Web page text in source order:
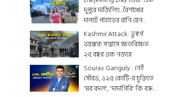
দুপুরে দার্জিলিং...বৈশাখের
দাপটে পাহাড়ের রানি যেন
একটুকরো স্বর্গ
Kashmir Attack: ভূস্বর্গ
ভয়ঙ্কর! সন্ত্রাসে ক্ষতবিক্ষত
২৫ বছর এক নজরে
Sourav Ganguly : নেই
সৌরভ, ১২৫ কোটি-র চুক্তিতে
'ঘর বদল', 'দাদাগিরি' কি বন্ধ